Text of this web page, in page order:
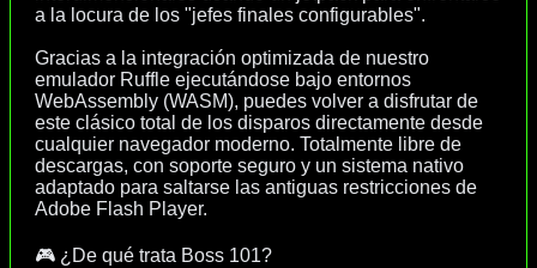
a la locura de los "jefes finales configurables".
Gracias a la integración optimizada de nuestro
emulador Ruffle ejecutándose bajo entornos
WebAssembly (WASM), puedes volver a disfrutar de
este clásico total de los disparos directamente desde
cualquier navegador moderno. Totalmente libre de
descargas, con soporte seguro y un sistema nativo
adaptado para saltarse las antiguas restricciones de
Adobe Flash Player.
🎮 ¿De qué trata Boss 101?